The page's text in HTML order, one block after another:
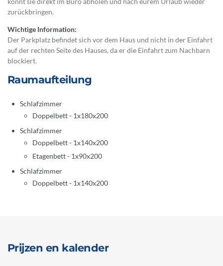
zurückbringen.
Wichtige Information:
Der Parkplatz befindet sich vor dem Haus und nicht in der Einfahrt
auf der rechten Seite des Hauses, da er die Einfahrt zum Nachbarn
blockiert.
Raumaufteilung
Schlafzimmer
Doppelbett - 1x180x200
Schlafzimmer
Doppelbett - 1x140x200
Etagenbett - 1x90x200
Schlafzimmer
Doppelbett - 1x140x200
Prijzen en kalender